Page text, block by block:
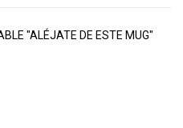
"ALÉJATE DE ESTE MUG"